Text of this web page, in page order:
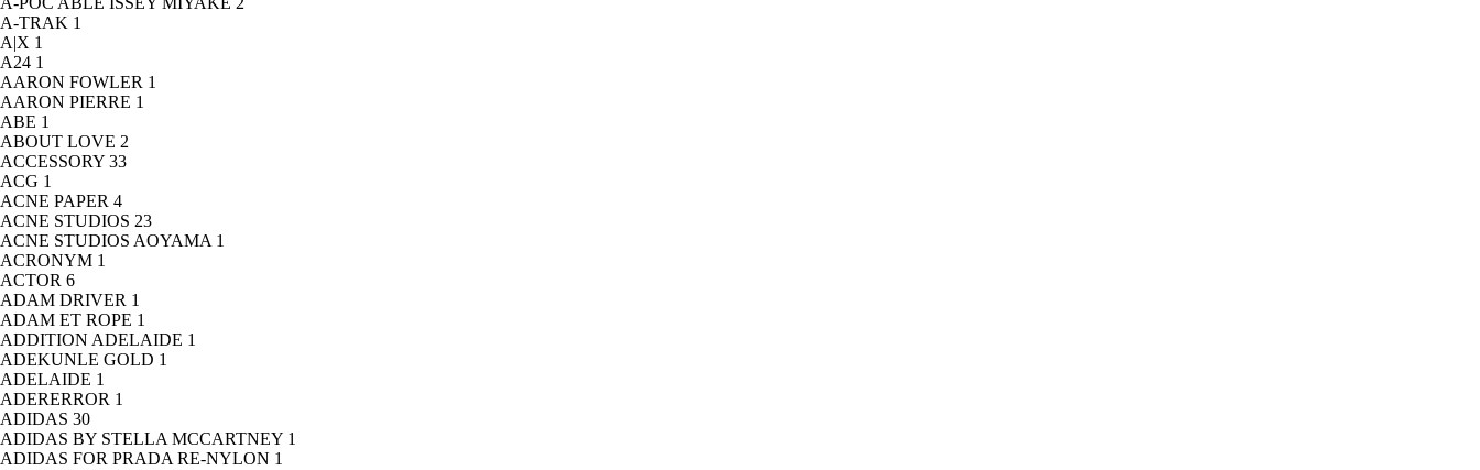
A-TRAK 1
A|X 1
A24 1
AARON FOWLER 1
AARON PIERRE 1
ABE 1
ABOUT LOVE 2
ACCESSORY 33
ACG 1
ACNE PAPER 4
ACNE STUDIOS 23
ACNE STUDIOS AOYAMA 1
ACRONYM 1
ACTOR 6
ADAM DRIVER 1
ADAM ET ROPE 1
ADDITION ADELAIDE 1
ADEKUNLE GOLD 1
ADELAIDE 1
ADERERROR 1
ADIDAS 30
ADIDAS BY STELLA MCCARTNEY 1
ADIDAS FOR PRADA RE-NYLON 1